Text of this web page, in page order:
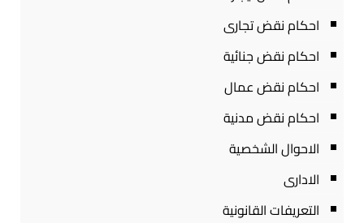
احكام نقض تجارى
احكام نقض جنائية
احكام نقض عمال
احكام نقض مدنية
الاحوال الشخصية
الادارى
التعريفات القانونية